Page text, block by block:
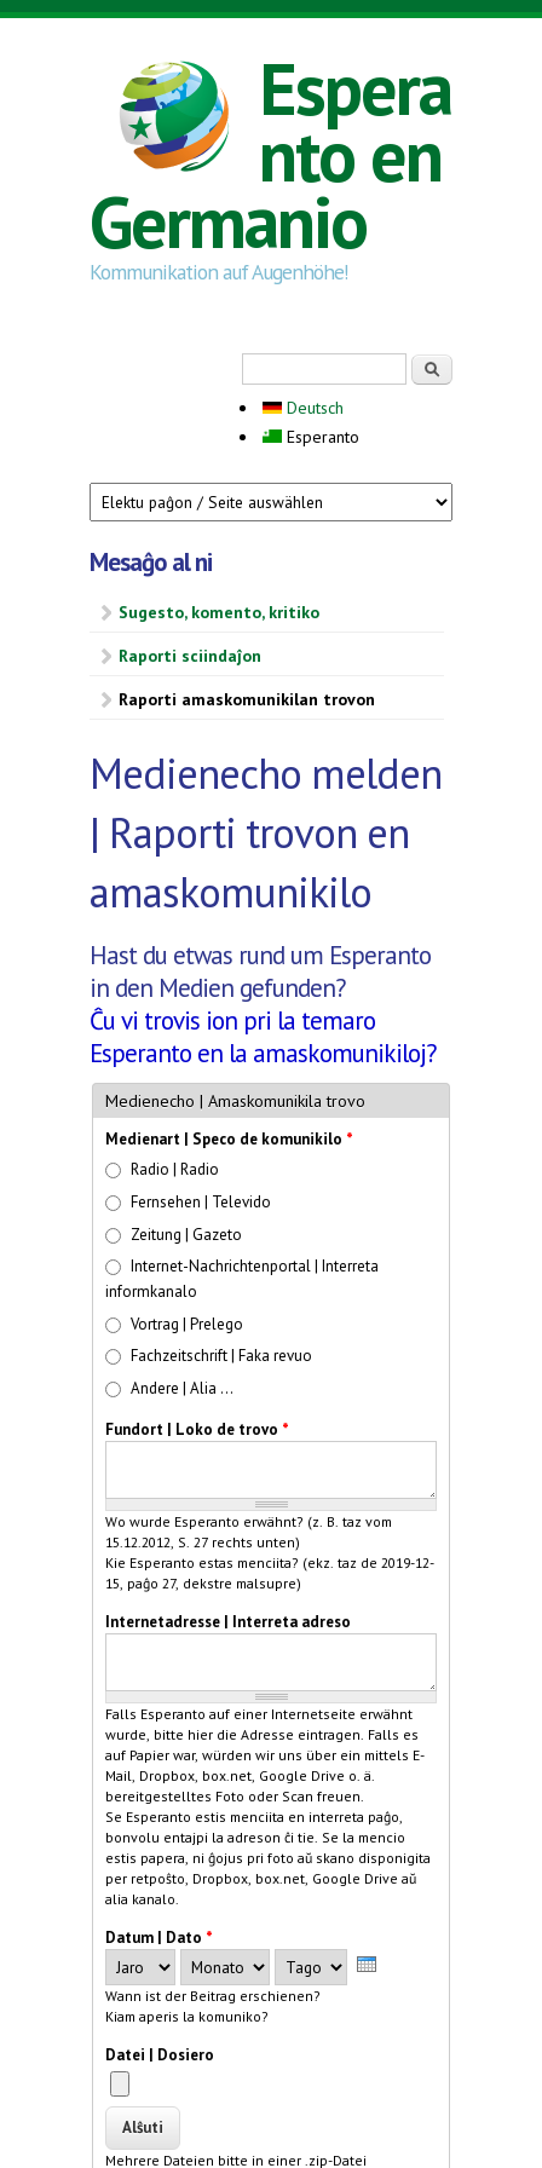
Skip to main content
Espera
nto en
Germanio
Kommunikation auf Augenhöhe!
Deutsch
Esperanto
Mesaĝo al ni
Sugesto, komento, kritiko
Raporti sciindaĵon
Raporti amaskomunikilan trovon
Medienecho melden
| Raporti trovon en
amaskomunikilo
Hast du etwas rund um Esperanto
in den Medien gefunden?
Ĉu vi trovis ion pri la temaro
Esperanto en la amaskomunikiloj?
Medienecho | Amaskomunikila trovo
Medienart | Speco de komunikilo *
Radio | Radio
Fernsehen | Televido
Zeitung | Gazeto
Internet-Nachrichtenportal | Interreta
informkanalo
Vortrag | Prelego
Fachzeitschrift | Faka revuo
Andere | Alia ...
Fundort | Loko de trovo *
Wo wurde Esperanto erwähnt? (z. B. taz vom
15.12.2012, S. 27 rechts unten)
Kie Esperanto estas menciita? (ekz. taz de 2019-12-
15, paĝo 27, dekstre malsupre)
Internetadresse | Interreta adreso
Falls Esperanto auf einer Internetseite erwähnt
wurde, bitte hier die Adresse eintragen. Falls es
auf Papier war, würden wir uns über ein mittels E-
Mail, Dropbox, box.net, Google Drive o. ä.
bereitgestelltes Foto oder Scan freuen.
Se Esperanto estis menciita en interreta paĝo,
bonvolu entajpi la adreson ĉi tie. Se la mencio
estis papera, ni ĝojus pri foto aŭ skano disponigita
per retpoŝto, Dropbox, box.net, Google Drive aŭ
alia kanalo.
Datum | Dato *
Jaro
Monato Tago
Wann ist der Beitrag erschienen?
Kiam aperis la komuniko?
Datei | Dosiero
Mehrere Dateien bitte in einer .zip-Datei